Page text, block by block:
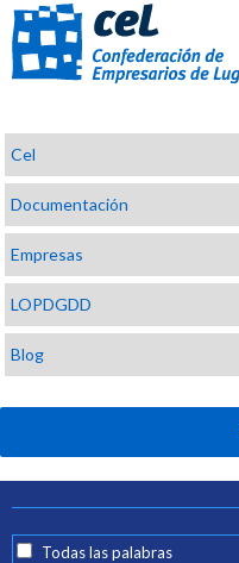
Confederación
de
Empresarios
de
Lugo
Cel
Documentación
Empresas
LOPDGDD
Blog
Todas las palabras